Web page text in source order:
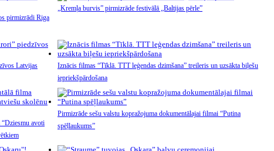
pirmizrādi Riga
„Kremļa burvis” pirmizrāde festivālā „Baltijas pērle”
Latvijas
Iznācis filmas “Tīklā. TTT leģendas dzimšana” treileris un uzsākta biļešu
iepriekšpārdošana
avoti
Pirmizrāde sešu valstu kopražojuma dokumentālajai filmai “Putina
spēļlaukums”